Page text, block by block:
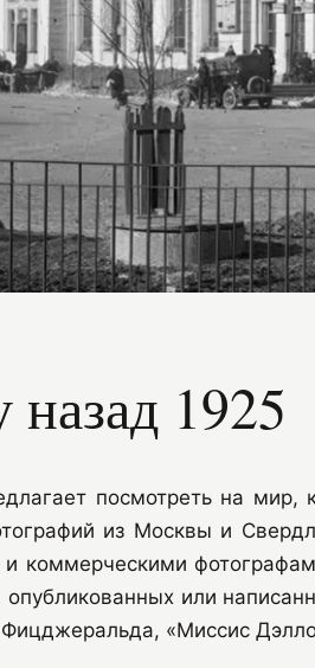
назад 1925
посмотреть на
из Москвы и
и коммерческими
опубликованных или
«Миссис